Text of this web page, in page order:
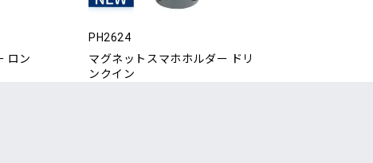
ロン
PH2624
マグネットスマホホルダー ドリ
ンクイン